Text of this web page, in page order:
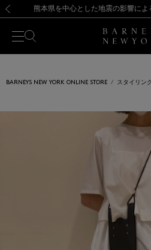
熊本県を中心とした地震の影響に
【開催中】SUMMER SALE
BARNEYS NEW YORK ONLINE STORE スタイリン